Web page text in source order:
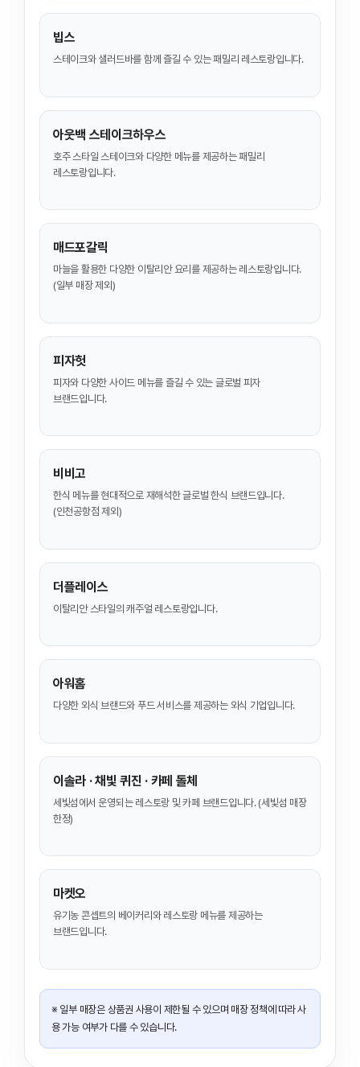
빕스
스테이크와 샐러드바를 함께 즐길 수 있는 패밀리 레스토랑입니다.
아웃백 스테이크하우스
호주 스타일 스테이크와 다양한 메뉴를 제공하는 패밀리
레스토랑입니다.
매드포갈릭
마늘을 활용한 다양한 이탈리안 요리를 제공하는 레스토랑입니다.
(일부 매장 제외)
피자헛
피자와 다양한 사이드 메뉴를 즐길 수 있는 글로벌 피자
브랜드입니다.
비비고
한식 메뉴를 현대적으로 재해석한 글로벌 한식 브랜드입니다.
(인천공항점 제외)
더플레이스
이탈리안 스타일의 캐주얼 레스토랑입니다.
아워홈
다양한 외식 브랜드와 푸드 서비스를 제공하는 외식 기업입니다.
이솔라 · 채빛 퀴진 · 카페 돌체
세빛섬에서 운영되는 레스토랑 및 카페 브랜드입니다. (세빛섬 매장
한정)
마켓오
유기농 콘셉트의 베이커리와 레스토랑 메뉴를 제공하는
브랜드입니다.
※ 일부 매장은 상품권 사용이 제한될 수 있으며 매장 정책에 따라 사
용 가능 여부가 다를 수 있습니다.